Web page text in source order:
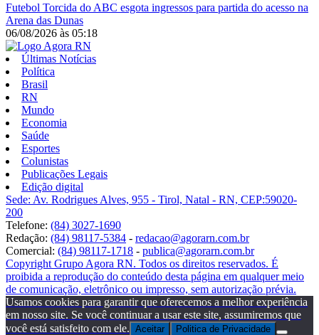
Futebol Torcida do ABC esgota ingressos para partida do acesso na
Arena das Dunas
06/08/2026 às 05:18
Últimas Notícias
Política
Brasil
RN
Mundo
Economia
Saúde
Esportes
Colunistas
Publicações Legais
Edição digital
Sede: Av. Rodrigues Alves, 955 - Tirol, Natal - RN, CEP:59020-
200
Telefone: (84) 3027-1690
Redação: (84) 98117-5384 - redacao@agorarn.com.br
Comercial: (84) 98117-1718 - publica@agorarn.com.br
Copyright Grupo Agora RN. Todos os direitos reservados. É
proibida a reprodução do conteúdo desta página em qualquer meio
de comunicação, eletrônico ou impresso, sem autorização prévia.
Usamos cookies para garantir que oferecemos a melhor experiência
em nosso site. Se você continuar a usar este site, assumiremos que
você está satisfeito com ele. Aceitar Politica de Privacidade